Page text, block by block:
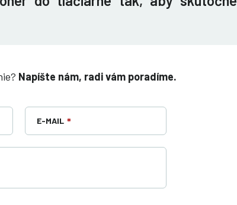
Napíšte nám, radi vám poradíme.
E-MAIL *